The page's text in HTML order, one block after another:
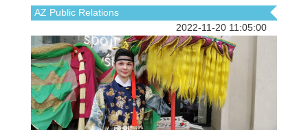
AZ Public Relations
2022-11-20 11:05:00